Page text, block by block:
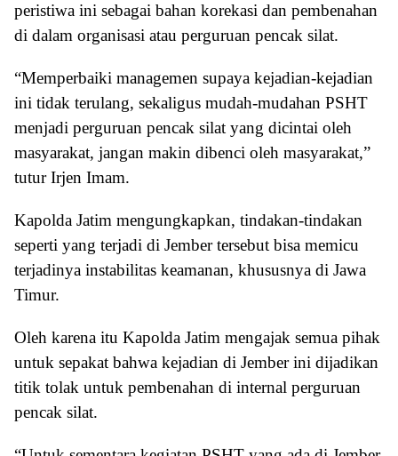
peristiwa ini sebagai bahan korekasi dan pembenahan
di dalam organisasi atau perguruan pencak silat.
“Memperbaiki managemen supaya kejadian-kejadian
ini tidak terulang, sekaligus mudah-mudahan PSHT
menjadi perguruan pencak silat yang dicintai oleh
masyarakat, jangan makin dibenci oleh masyarakat,”
tutur Irjen Imam.
Kapolda Jatim mengungkapkan, tindakan-tindakan
seperti yang terjadi di Jember tersebut bisa memicu
terjadinya instabilitas keamanan, khususnya di Jawa
Timur.
Oleh karena itu Kapolda Jatim mengajak semua pihak
untuk sepakat bahwa kejadian di Jember ini dijadikan
titik tolak untuk pembenahan di internal perguruan
pencak silat.